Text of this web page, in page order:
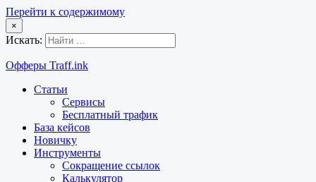
Перейти к содержимому
×
Искать:
Офферы Traff.ink
Статьи
Сервисы
Бесплатный трафик
База кейсов
Новичку
Инструменты
Сокращение ссылок
Калькулятор